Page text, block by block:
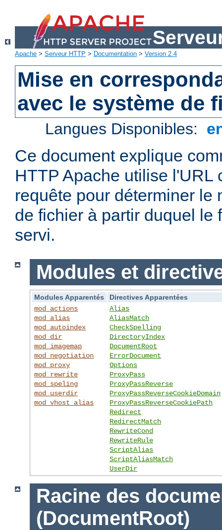
Apache > Serveur HTTP > Documentation > Version 2.4
Mise en
avec le système de
Langues Disponibles:
Ce document explique
HTTP Apache utilise l'URL
requête pour déterminer le
de fichier à partir duquel le
servi.
Modules et
Modules Apparentés
Directives Apparentées
mod_actions
mod_alias
mod_autoindex
mod_dir
mod_imagemap
mod_negotiation
mod_proxy
mod_rewrite
mod_speling
mod_userdir
mod_vhost_alias
Alias
AliasMatch
CheckSpelling
DirectoryIndex
DocumentRoot
ErrorDocument
Options
ProxyPass
ProxyPassReverse
ProxyPassReverseCookieDomain
ProxyPassReverseCookiePath
Redirect
RedirectMatch
RewriteCond
RewriteRule
ScriptAlias
ScriptAliasMatch
UserDir
Racine des
(DocumentRoot)